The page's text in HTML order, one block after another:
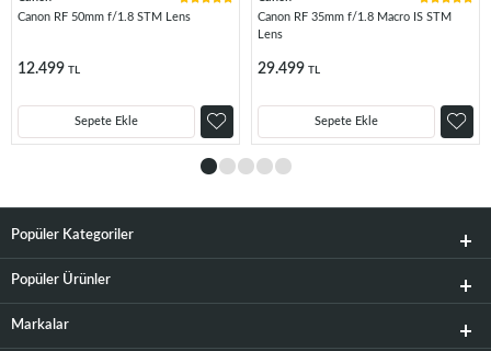
Canon RF 50mm f/1.8 STM Lens
12.499 TL
Sepete Ekle
Canon RF 35mm f/1.8 Macro IS STM
Lens
29.499 TL
Sepete Ekle
Popüler Kategoriler
Popüler Ürünler
Markalar